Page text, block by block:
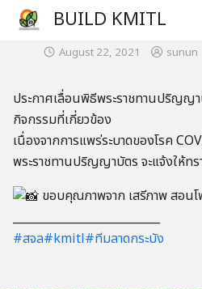
BUILD KMITL
August 22, 2021 sunun
ประกาศเลื่อนพิธีพระราชทานปริญญ
กิจกรรมที่เกี่ยวข้อง
เนื่องจากการแพร่ระบาดของโรค
พระราชทานปริญญาบัตร จะแจ้งให้ทร
ขอบคุณภาพจาก เสรีภาพ สอน
#สจล#kmitl#ทีมลาดกระบัง